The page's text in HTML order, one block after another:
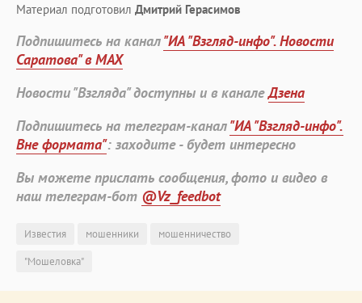
Материал подготовил Дмитрий Герасимов
Подпишитесь на канал"ИА "Взгляд-инфо". Новости
Саратова" в MAX
Новости "Взгляда" доступны и в каналеДзена
Подпишитесь на телеграм-канал"ИА "Взгляд-инфо".
Вне формата": заходите - будет интересно
Вы можете прислать сообщения, фото и видео в
наш телеграм-бот @Vz_feedbot
Известия мошенники
мошенничество
"Мошеловка"